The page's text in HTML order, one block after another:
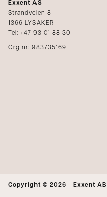
Exxent AS
Strandveien 8
1366 LYSAKER
Tel: +47 93 01 88 30
Org nr: 983735169
Copyright © 2026 - Exxent AB